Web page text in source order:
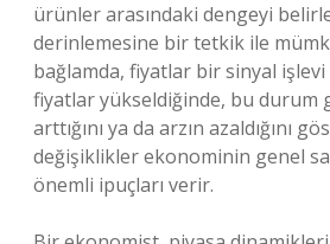
ürünler arasındaki dengeyi
derinlemesine bir tetkik ile
bağlamda, fiyatlar bir sinyal
fiyatlar yükseldiğinde, bu durum
arttığını ya da arzın azaldığını
değişiklikler ekonominin genel
önemli ipuçları verir.